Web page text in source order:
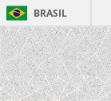
BRASIL